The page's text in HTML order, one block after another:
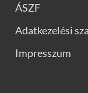
ÁSZF
Adatkezelési
Impresszum